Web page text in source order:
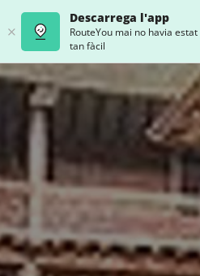
Descarrega l'app
RouteYou mai no havia estat
tan fàcil